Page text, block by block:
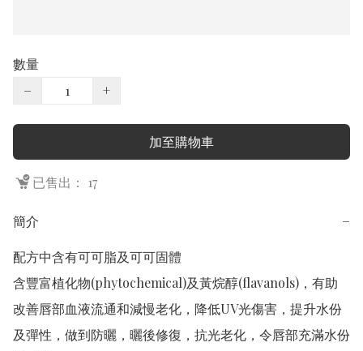
數量
−
+
加至購物車
已售出： 17
簡介 −
配方中含有可可脂及可可固體
含豐富植化物(phytochemical)及黃烷醇(flavanols)，有助
改善唇部血液流通和減慢老化，降低UV光傷害，提升水份
及彈性，做到防曬，曬後修復，抗光老化，令唇部充滿水份